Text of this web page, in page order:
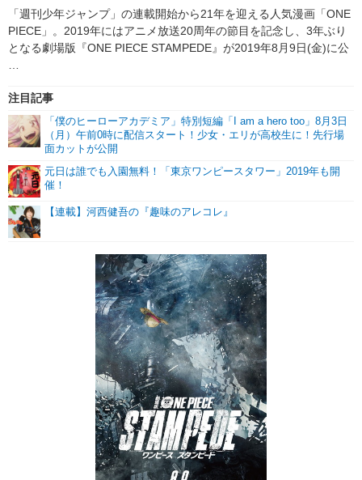
声優 コスプレ
舞台 新帝スタ
動画
連載・ブログ一覧 コラム
編集部ブログ・お知らせ
「週刊少年ジャンプ」の連載開始から21年を迎える人気漫画「ONE
PIECE」。2019年にはアニメ放送20周年の節目を記念し、3年ぶり
となる劇場版『ONE PIECE STAMPEDE』が2019年8月9日(金)に公
注目記事
「僕のヒーローアカデミア」特別短編「I am a hero too」8月3日
（月）午前0時に配信スタート！少女・エリが高校生に！先行場
面カットが公開
元日は誰でも入園無料！「東京ワンピースタワー」2019年も開
催！
【連載】河西健吾の『趣味のアレコレ』